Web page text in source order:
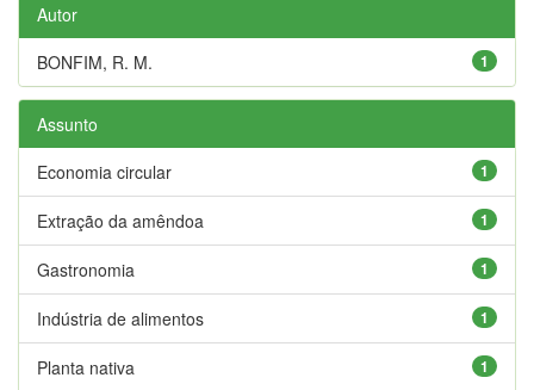
Autor
1
BONFIM, R. M.
Assunto
1
Economia circular
1
Extração da amêndoa
1
Gastronomia
1
Indústria de alimentos
1
Planta nativa